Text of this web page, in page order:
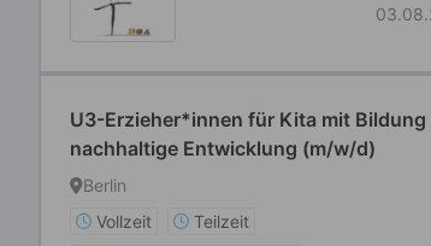
U3-Erzieher*innen für Kita mit
nachhaltige Entwicklung (m/w/d)
Berlin
Vollzeit
Teilzeit